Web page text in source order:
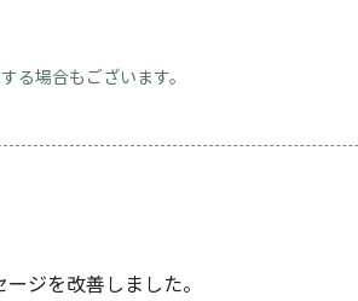
る場合もございます。
ジを改善しました。